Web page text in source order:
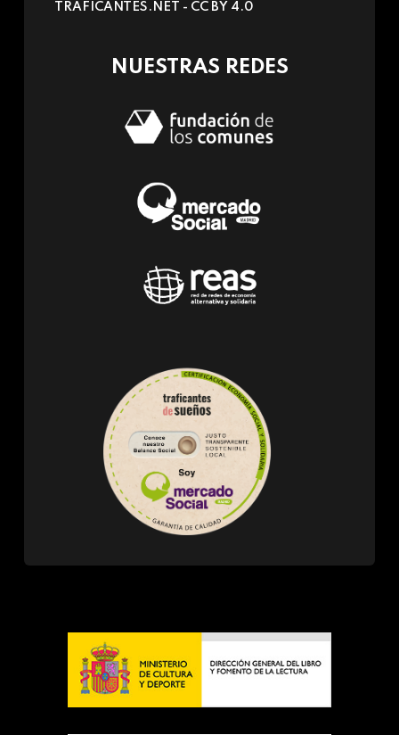
e-
TRAFICANTES.NET - CC BY 4.0
NUESTRAS REDES